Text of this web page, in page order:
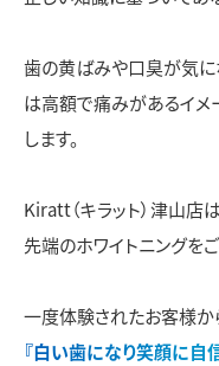
歯の黄ばみや口臭が気に
は高額で痛みがあるイ
します。
Kiratt（キラット）津山店
先端のホワイトニングを
一度体験されたお客様か
『白い歯になり笑顔に自